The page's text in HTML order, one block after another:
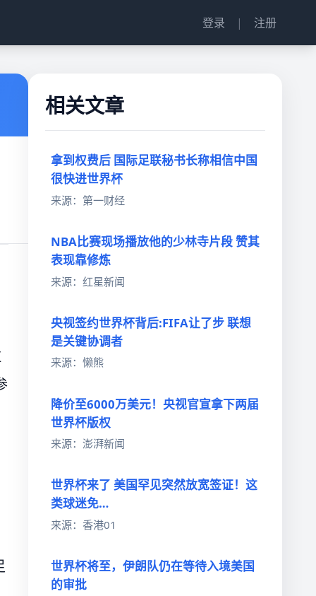
登录 | 注册
相关文章
拿到权费后 国际足联秘书长称相信中国
很快进世界杯
来源：第一财经
NBA比赛现场播放他的少林寺片段 赞其
表现靠修炼
来源：红星新闻
央视签约世界杯背后:FIFA让了步 联想
是关键协调者
来源：懒熊
降价至6000万美元！央视官宣拿下两届
世界杯版权
来源：澎湃新闻
世界杯来了 美国罕见突然放宽签证！这
类球迷免…
来源：香港01
世界杯将至，伊朗队仍在等待入境美国
的审批